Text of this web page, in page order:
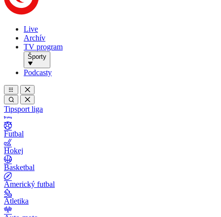
Live
Archív
TV program
Športy
Podcasty
Tipsport liga
Futbal
Hokej
Basketbal
Americký futbal
Atletika